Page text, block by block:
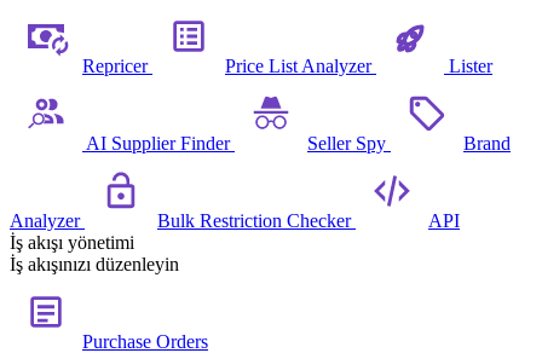
Repricer Price List Analyzer Lister
AI Supplier Finder Seller Spy Brand
Analyzer Bulk Restriction Checker
API
İş akışı yönetimi
İş akışınızı düzenleyin
Purchase Orders